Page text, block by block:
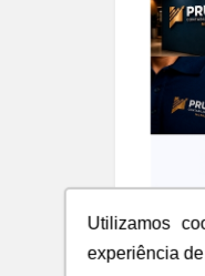
Utilizamos
experiência
PRUMEI -